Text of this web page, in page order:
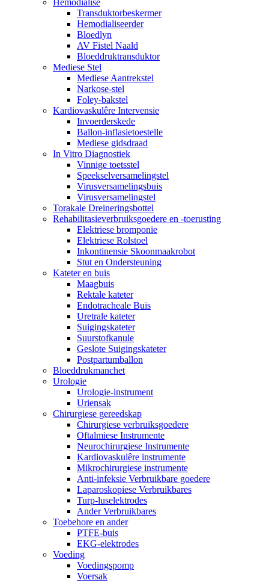
Hemodialise
Transduktorbeskermer
Hemodialiseerder
Bloedlyn
AV Fistel Naald
Bloeddruktransduktor
Mediese Stel
Mediese Aantrekstel
Narkose-stel
Foley-bakstel
Kardiovaskulêre Intervensie
Invoerderskede
Ballon-inflasietoestelle
Mediese gidsdraad
In Vitro Diagnostiek
Vinnige toetsstel
Speekselversamelingstel
Virusversamelingsbuis
Virusversamelingstel
Torakale Dreineringsbottel
Rehabilitasieverbruiksgoedere en -toerusting
Elektriese bromponie
Elektriese Rolstoel
Inkontinensie Skoonmaakrobot
Stut en Ondersteuning
Kateter en buis
Maagbuis
Rektale kateter
Endotracheale Buis
Uretrale kateter
Suigingskateter
Suurstofkanule
Geslote Suigingskateter
Postpartumballon
Bloeddrukmanchet
Urologie
Urologie-instrument
Uriensak
Chirurgiese gereedskap
Chirurgiese verbruiksgoedere
Oftalmiese Instrumente
Neurochirurgiese Instrumente
Kardiovaskulêre instrumente
Mikrochirurgiese instrumente
Anti-infeksie Verbruikbare goedere
Laparoskopiese Verbruikbares
Turp-luselektrodes
Ander Verbruikbares
Toebehore en ander
PTFE-buis
EKG-elektrodes
Voeding
Voedingspomp
Voersak